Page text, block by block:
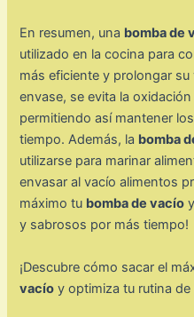
En resumen, una bomba de
utilizado en la cocina para
más eficiente y prolongar
envase, se evita la
permitiendo así mantener
tiempo. Además, la bomba
utilizarse para marinar
envasar al vacío alimentos
máximo tu bomba de vacío
y sabrosos por más tiempo!
¡Descubre cómo sacar el
vacío y optimiza tu rutina de